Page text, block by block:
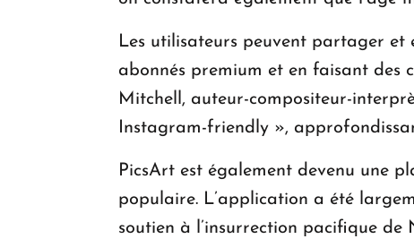
Les utilisateurs peuvent partager et
abonnés premium et en faisant des
Mitchell, auteur-compositeur-
Instagram-friendly »,
PicsArt est également devenu une
populaire. L’application a été
soutien à l’insurrection pacifique